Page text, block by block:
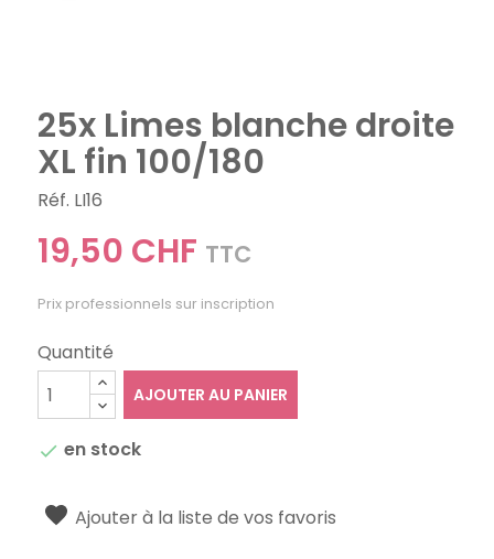
25x Limes blanche droite
XL fin 100/180
Réf. LI16
19,50 CHF TTC
Prix professionnels sur inscription
Quantité
AJOUTER AU PANIER
 en stock
Ajouter à la liste de vos favoris